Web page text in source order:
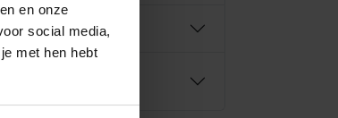
en onze
social media,
met hen hebt